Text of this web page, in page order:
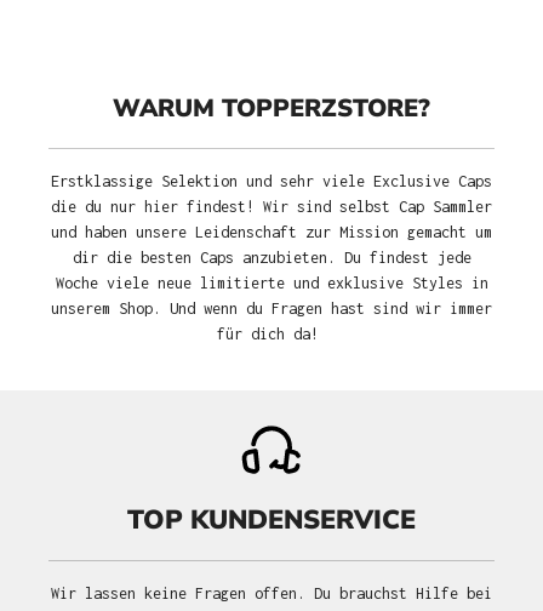
WARUM TOPPERZSTORE?
Erstklassige Selektion und sehr viele Exclusive Caps
die du nur hier findest! Wir sind selbst Cap Sammler
und haben unsere Leidenschaft zur Mission gemacht um
dir die besten Caps anzubieten. Du findest jede
Woche viele neue limitierte und exklusive Styles in
unserem Shop. Und wenn du Fragen hast sind wir immer
für dich da!
TOP KUNDENSERVICE
Wir lassen keine Fragen offen. Du brauchst Hilfe bei